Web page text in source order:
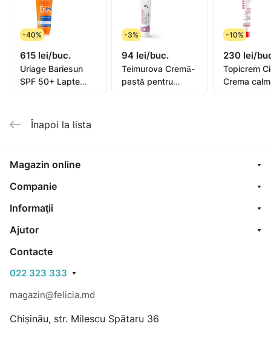
-40%
615 lei/buc.
Uriage Bariesun
SPF 50+ Lapte
-3%
94 lei/buc.
Teimurova Cremă-
pastă pentru
-10%
230 lei/
Topicrem
Crema
Înapoi la lista
Magazin online
Companie
Informaţii
Ajutor
Contacte
022 323 333
magazin@felicia.md
Chișinău, str. Milescu Spătaru 36